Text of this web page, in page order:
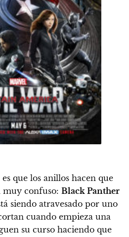
que los anillos hacen que
muy confuso: Black Panther
siendo atravesado por uno
cuando empieza una
su curso haciendo que